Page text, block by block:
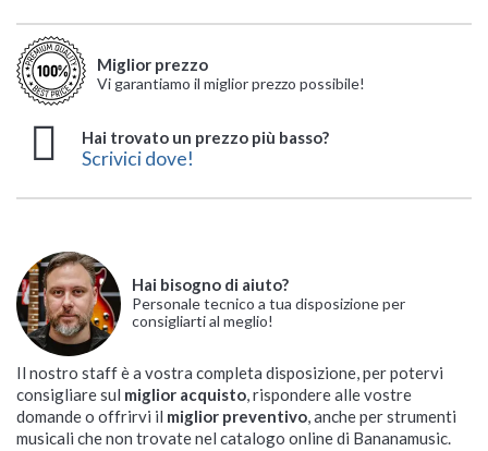
Miglior prezzo
Vi garantiamo il miglior prezzo possibile!
Hai trovato un prezzo più basso?
Scrivici dove!
Hai bisogno di aiuto?
Personale tecnico a tua disposizione per
consigliarti al meglio!
Il nostro staff è a vostra completa disposizione, per potervi
consigliare sul miglior acquisto, rispondere alle vostre
domande o offrirvi il miglior preventivo, anche per strumenti
musicali che non trovate nel catalogo online di Bananamusic.